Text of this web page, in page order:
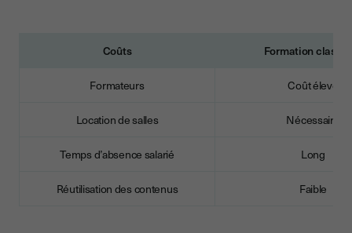
Coûts Formation
Formateurs Coût élevé
Location de salles Nécessaire
Temps d’absence salarié Long
Réutilisation des contenus Faible